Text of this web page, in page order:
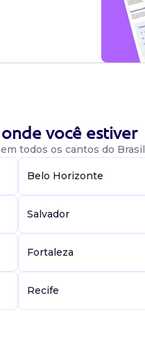
a equipe de
tempo de preparo e
acompanhar
resolver
você estiver
todos os cantos do
Belo Horizonte
Salvador
Fortaleza
Recife